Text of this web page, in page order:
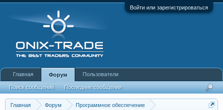
Войти или зарегистрироваться
Главная Форум
Программное обеспечение
Главная Форум
Поиск сообщений Последние сообщения
Пользователи